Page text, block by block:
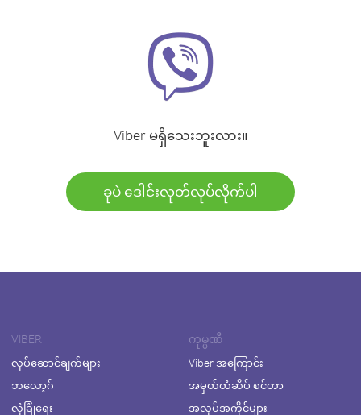
Viber မရှိသေးဘူးလား။
ခုပဲ ဒေါင်းလုတ်လုပ်လိုက်ပါ
VIBER
လုပ်ဆောင်ချက်များ
ဘလော့ဂ်
လုံခြုံရေး
ကုမ္ပဏီ
Viber အကြောင်း
အမှတ်တံဆိပ် စင်တာ
အလုပ်အကိုင်များ